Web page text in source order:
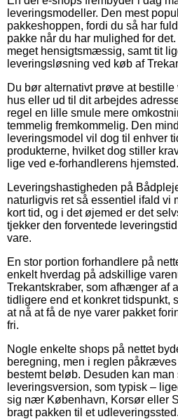
leveringsmodeller. Den mest
pakkeshoppen, fordi du så har
pakke når du har mulighed for
meget hensigtsmæssig, samt tit
leveringsløsning ved køb af
Du bør alternativt prøve at
hus eller ud til dit arbejdes
regel en lille smule mere
temmelig fremkommelig. Den
leveringsmodel vil dog til enhver
produkterne, hvilket dog stiller
lige ved e-forhandlerens hjemsted.
Leveringshastigheden på
naturligvis ret så essentiel ifald vi
kort tid, og i det øjemed er det
tjekker den forventede
vare.
En stor portion forhandlere på
enkelt hverdag på adskillige
Trekantskraber, som afhænger af
tidligere end et konkret tidspunkt,
at nå at få de nye varer pakket
fri.
Nogle enkelte shops på nettet
beregning, men i reglen
bestemt beløb. Desuden kan
leveringsversion, som typisk –
sig nær København, Korsør eller
bragt pakken til et udleveringssted.